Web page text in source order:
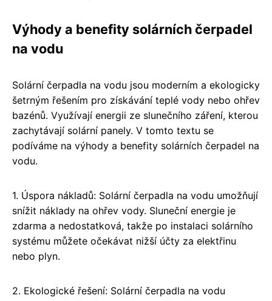
Výhody a benefity solárních čerpadel
na vodu
Solární čerpadla na vodu jsou moderním a ekologicky
šetrným řešením pro získávání teplé vody nebo ohřev
bazénů. Využívají energii ze slunečního záření, kterou
zachytávají solární panely. V tomto textu se
podíváme na výhody a benefity solárních čerpadel na
vodu.
1. Úspora nákladů: Solární čerpadla na vodu umožňují
snížit náklady na ohřev vody. Sluneční energie je
zdarma a nedostatková, takže po instalaci solárního
systému můžete očekávat nižší účty za elektřinu
nebo plyn.
2. Ekologické řešení: Solární čerpadla na vodu